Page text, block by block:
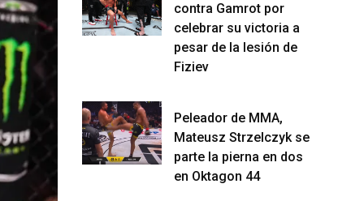
contra Gamrot por
celebrar su victoria a
pesar de la lesión de
Fiziev
Peleador de MMA,
Mateusz Strzelczyk se
parte la pierna en dos
en Oktagon 44